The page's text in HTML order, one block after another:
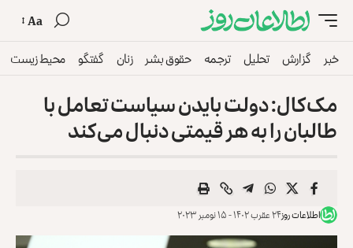
Aa
خبر گزارش تحلیل ترجمه حقوق بشر زنان گفتگو محیط زیست
مک‌کال: دولت بایدن سیاست تعامل با
طالبان را به هر قیمتی دنبال می‌کند
اطلاعات روز۲۴ عقرب ۱۴۰۲ - ۱۵ نومبر ۲۰۲۳